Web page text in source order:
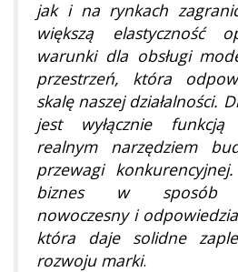
jak i na rynkach
większą elastyczność
warunki dla obsługi
przestrzeń, która
skalę naszej działalności.
jest wyłącznie funkcją
realnym narzędziem
przewagi
biznes w sposób
nowoczesny i
która daje solidne
rozwoju marki.